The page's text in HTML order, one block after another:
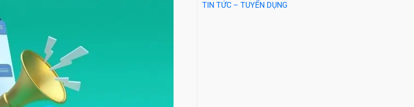
TIN TỨC – TUYỂN DỤNG